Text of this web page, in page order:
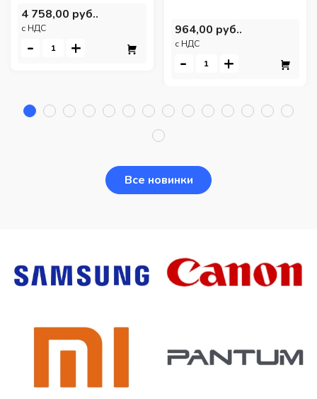
4 758,00 руб..
c НДС
- +
964,00 руб..
c НДС
- +
Все новинки